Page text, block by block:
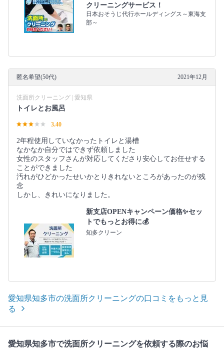
クリーニングサービス！
日本おそうじ代行ホールディングス～東海支
部～
匿名希望(50代) 2021年12月
洗面所クリーニング | 愛知県
トイレとお風呂
3.40
2年程使用していなかったトイレと湯槽
なかなか自分ではできず依頼しました
女性のスタッフさんが対応してくださり安心してお任せする
ことができました
汚れがひどかったせいかとりきれないところがあったのが残
念
しかし、きれいになりました。
新支店OPENキャンペーン価格✨セッ
トでもっとお得に💰
知多クリーン
愛知県知多市の洗面所クリーニングの口コミをもっと見
る
愛知県知多市で洗面所クリーニングを依頼する際のお悩